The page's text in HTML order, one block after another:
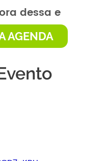
dessa e
AGENDA